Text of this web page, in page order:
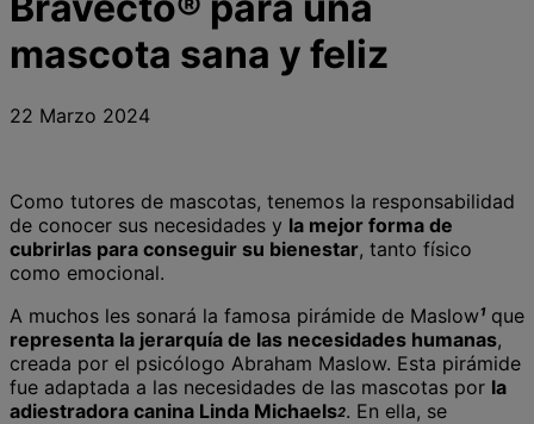
mascota sana y feliz
22 Marzo 2024
Como tutores de mascotas, tenemos la responsabilidad
de conocer sus necesidades y la mejor forma de
cubrirlas para conseguir su bienestar, tanto físico
como emocional.
A muchos les sonará la famosa pirámide de Maslow¹que
representa la jerarquía de las necesidades humanas,
creada por el psicólogo Abraham Maslow. Esta pirámide
fue adaptada a las necesidades de las mascotas por la
adiestradora canina Linda Michaels2. En ella, se